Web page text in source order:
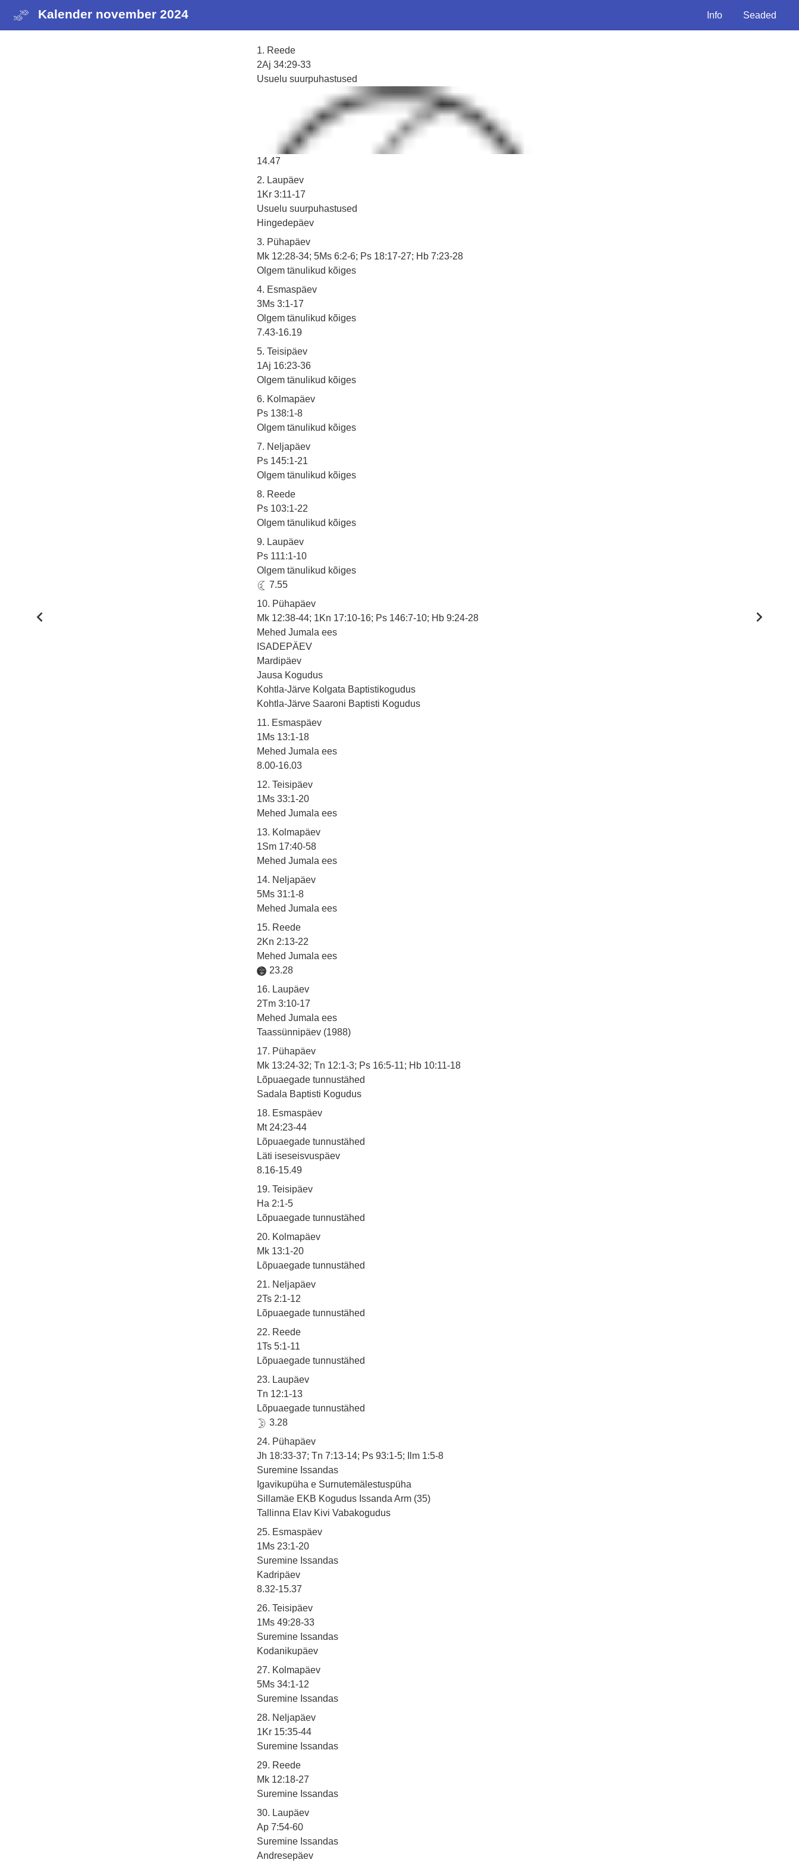
Kalender november 2024 Info Seaded
1. Reede
2Aj 34:29-33
Usuelu suurpuhastused
14.47
2. Laupäev
1Kr 3:11-17
Usuelu suurpuhastused
Hingedepäev
3. Pühapäev
Mk 12:28-34; 5Ms 6:2-6; Ps 18:17-27; Hb 7:23-28
Olgem tänulikud kõiges
4. Esmaspäev
3Ms 3:1-17
Olgem tänulikud kõiges
7.43-16.19
5. Teisipäev
1Aj 16:23-36
Olgem tänulikud kõiges
6. Kolmapäev
Ps 138:1-8
Olgem tänulikud kõiges
7. Neljapäev
Ps 145:1-21
Olgem tänulikud kõiges
8. Reede
Ps 103:1-22
Olgem tänulikud kõiges
9. Laupäev
Ps 111:1-10
Olgem tänulikud kõiges
7.55
10. Pühapäev
Mk 12:38-44; 1Kn 17:10-16; Ps 146:7-10; Hb 9:24-28
Mehed Jumala ees
ISADEPÄEV
Mardipäev
Jausa Kogudus
Kohtla-Järve Kolgata Baptistikogudus
Kohtla-Järve Saaroni Baptisti Kogudus
11. Esmaspäev
1Ms 13:1-18
Mehed Jumala ees
8.00-16.03
12. Teisipäev
1Ms 33:1-20
Mehed Jumala ees
13. Kolmapäev
1Sm 17:40-58
Mehed Jumala ees
14. Neljapäev
5Ms 31:1-8
Mehed Jumala ees
15. Reede
2Kn 2:13-22
Mehed Jumala ees
23.28
16. Laupäev
2Tm 3:10-17
Mehed Jumala ees
Taassünnipäev (1988)
17. Pühapäev
Mk 13:24-32; Tn 12:1-3; Ps 16:5-11; Hb 10:11-18
Lõpuaegade tunnustähed
Sadala Baptisti Kogudus
18. Esmaspäev
Mt 24:23-44
Lõpuaegade tunnustähed
Läti iseseisvuspäev
8.16-15.49
19. Teisipäev
Ha 2:1-5
Lõpuaegade tunnustähed
20. Kolmapäev
Mk 13:1-20
Lõpuaegade tunnustähed
21. Neljapäev
2Ts 2:1-12
Lõpuaegade tunnustähed
22. Reede
1Ts 5:1-11
Lõpuaegade tunnustähed
23. Laupäev
Tn 12:1-13
Lõpuaegade tunnustähed
3.28
24. Pühapäev
Jh 18:33-37; Tn 7:13-14; Ps 93:1-5; Ilm 1:5-8
Suremine Issandas
Igavikupüha e Surnutemälestuspüha
Sillamäe EKB Kogudus Issanda Arm (35)
Tallinna Elav Kivi Vabakogudus
25. Esmaspäev
1Ms 23:1-20
Suremine Issandas
Kadripäev
8.32-15.37
26. Teisipäev
1Ms 49:28-33
Suremine Issandas
Kodanikupäev
27. Kolmapäev
5Ms 34:1-12
Suremine Issandas
28. Neljapäev
1Kr 15:35-44
Suremine Issandas
29. Reede
Mk 12:18-27
Suremine Issandas
30. Laupäev
Ap 7:54-60
Suremine Issandas
Andresepäev